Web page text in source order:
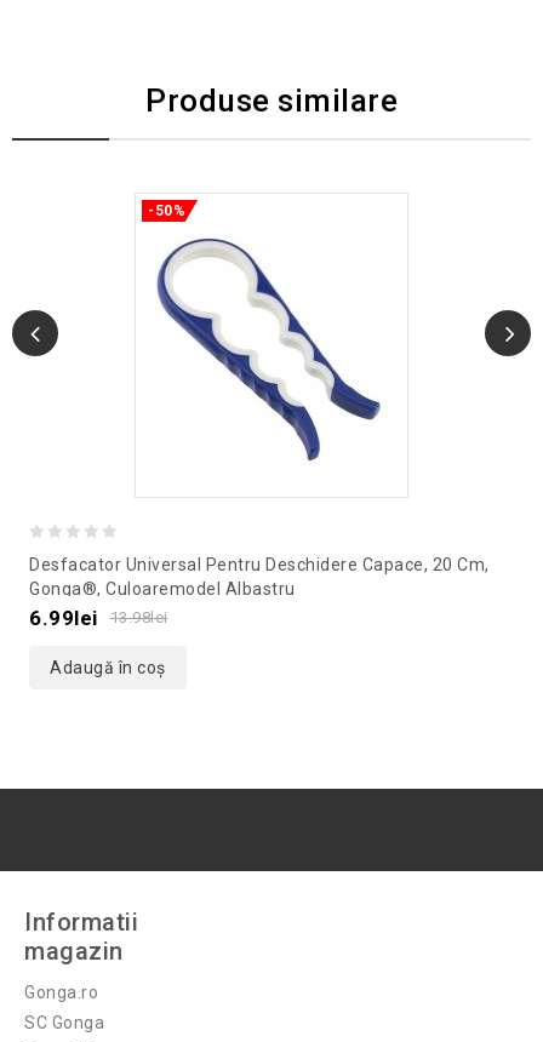
Produse similare
-50%
out
of
Desfacator Universal Pentru Deschidere Capace, 20 Cm,
Gonga®, Culoaremodel Albastru
13.98lei
6.99lei
Adaugă în coș
Informatii
magazin
Gonga.ro
SC Gonga